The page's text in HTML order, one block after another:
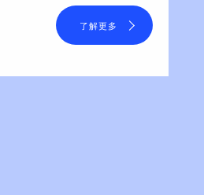
了解更多